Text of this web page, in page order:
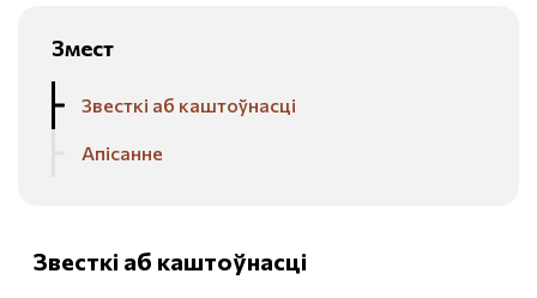
Змест
Звесткі аб каштоўнасці
Апісанне
Звесткі аб каштоўнасці